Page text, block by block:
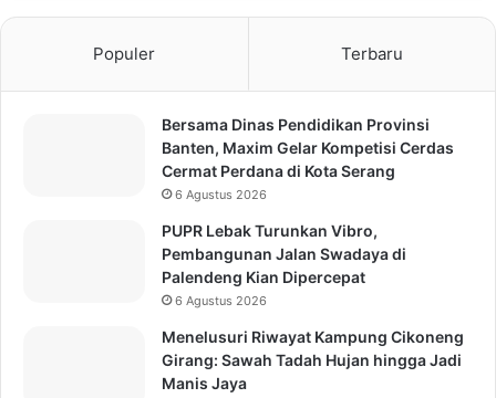
Populer Terbaru
Bersama Dinas Pendidikan Provinsi
Banten, Maxim Gelar Kompetisi Cerdas
Cermat Perdana di Kota Serang
6 Agustus 2026
PUPR Lebak Turunkan Vibro,
Pembangunan Jalan Swadaya di
Palendeng Kian Dipercepat
6 Agustus 2026
Menelusuri Riwayat Kampung Cikoneng
Girang: Sawah Tadah Hujan hingga Jadi
Manis Jaya